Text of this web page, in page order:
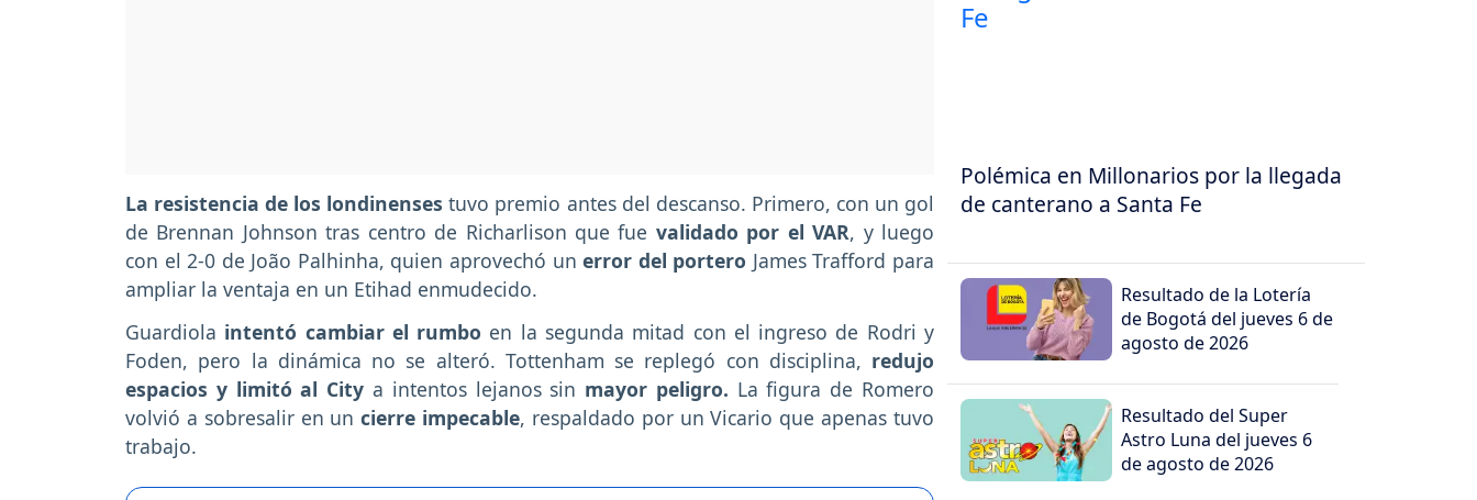
La resistencia de los londinenses tuvo premio antes del descanso. Primero, con un gol
de Brennan Johnson tras centro de Richarlison que fue validado por el VAR, y luego
con el 2-0 de João Palhinha, quien aprovechó unerror del portero James Trafford para
ampliar la ventaja en un Etihad enmudecido.
Guardiola intentó cambiar el rumbo en la segunda mitad con el ingreso de Rodri y
Foden, pero la dinámica no se alteró. Tottenham se replegó con disciplina, redujo
espacios y limitó al City a intentos lejanos sin mayor peligro. La figura de Romero
volvió a sobresalir en uncierre impecable, respaldado por un Vicario que apenas tuvo
trabajo.
Polémica en Millonarios por la llegada
de canterano a Santa Fe
Resultado de la Lotería
de Bogotá del jueves 6 de
agosto de 2026
Resultado del Super
Astro Luna del jueves 6
de agosto de 2026